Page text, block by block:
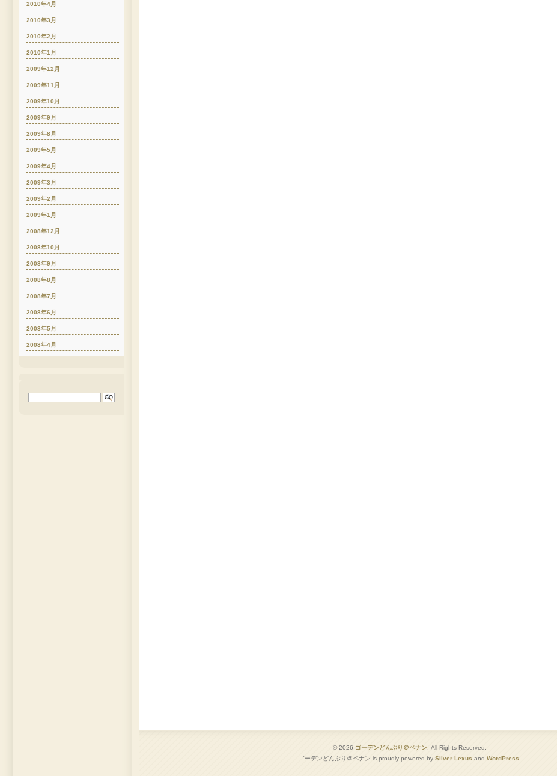
2010年4月
2010年3月
2010年2月
2010年1月
2009年12月
2009年11月
2009年10月
2009年9月
2009年8月
2009年5月
2009年4月
2009年3月
2009年2月
2009年1月
2008年12月
2008年10月
2008年9月
2008年8月
2008年7月
2008年6月
2008年5月
2008年4月
© 2026 ゴーデンどんぶり＠ペナン . All Rights Reserved.
ゴーデンどんぶり＠ペナン is proudly powered by Silver Lexus and WordPress